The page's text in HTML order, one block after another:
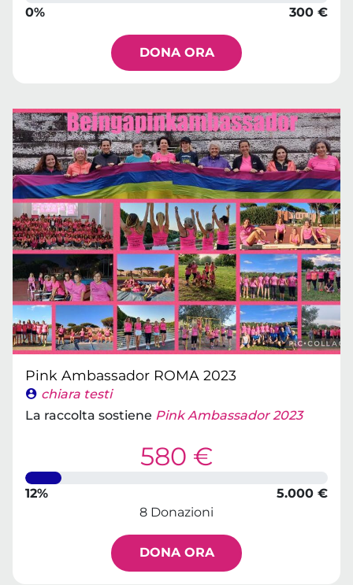
0% 300 €
DONA ORA
Pink Ambassador ROMA 2023
chiara testi
La raccolta sostiene Pink Ambassador 2023
580 €
12%
5.000 €
8 Donazioni
DONA ORA